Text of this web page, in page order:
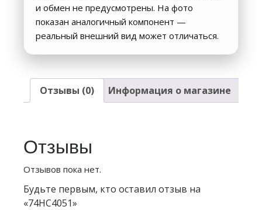
и обмен не предусмотрены. На фото
показан аналогичный компонент —
реальный внешний вид может отличаться.
Отзывы (0) Информация о магазине
Отзывы
Отзывов пока нет.
Будьте первым, кто оставил отзыв на
«74HC4051»